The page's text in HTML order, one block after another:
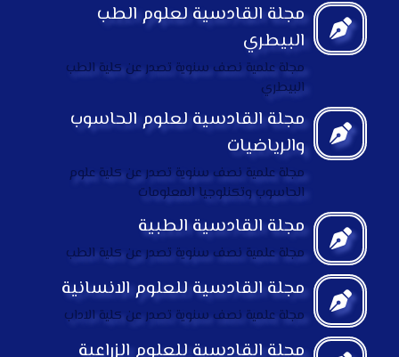
مجلة القادسية لعلوم الطب
البيطري
مجلة علمية نصف سنوية تصدر عن كلية الطب
البيطري
مجلة القادسية لعلوم الحاسوب
والرياضيات
مجلة علمية نصف سنوية تصدر عن كلية علوم
الحاسوب وتكنلوجيا المعلومات
مجلة القادسية الطبية
مجلة علمية نصف سنوية تصدر عن كلية الطب
مجلة القادسية للعلوم الانسانية
مجلة علمية نصف سنوية تصدر عن كلية الاداب